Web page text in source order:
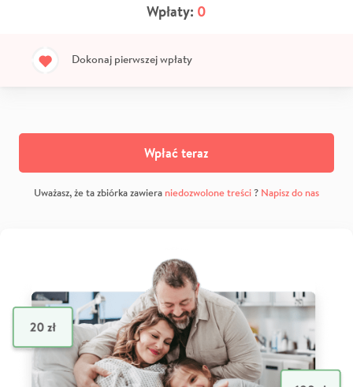
Wpłaty: 0
Dokonaj pierwszej wpłaty
Wpłać teraz
Uważasz, że ta zbiórka zawiera niedozwolone treści? Napisz do nas